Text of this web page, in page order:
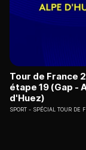
Tour de France
étape 19 (Gap -
d'Huez)
SPORT SPÉCIAL TOUR DE